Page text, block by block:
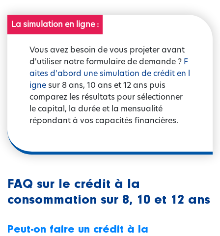
La simulation en ligne :
Vous avez besoin de vous projeter avant
d'utiliser notre formulaire de demande ? F
aites d'abord une simulation de crédit en l
igne sur 8 ans, 10 ans et 12 ans puis
comparez les résultats pour sélectionner
le capital, la durée et la mensualité
répondant à vos capacités financières.
FAQ sur le crédit à la
consommation sur 8, 10 et 12 ans
Peut-on faire un crédit à la